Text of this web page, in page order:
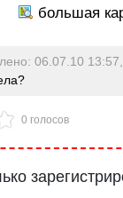
06.07.10
0 голосов